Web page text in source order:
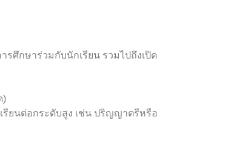
รศึกษาร่วมกับนักเรียน รวมไปถึงเปิด
)
รียนต่อกระดับสูง เช่น ปริญญาตรีหรือ